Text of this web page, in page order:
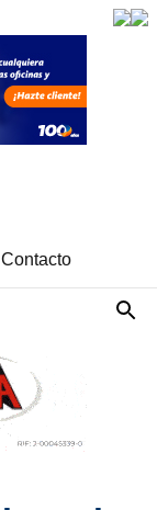
Contacto